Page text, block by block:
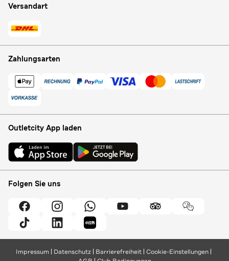
Versandart
Zahlungsarten
Outletcity App laden
Folgen Sie uns
Impressum Datenschutz Barrierefreiheit Cookie-Einstellungen